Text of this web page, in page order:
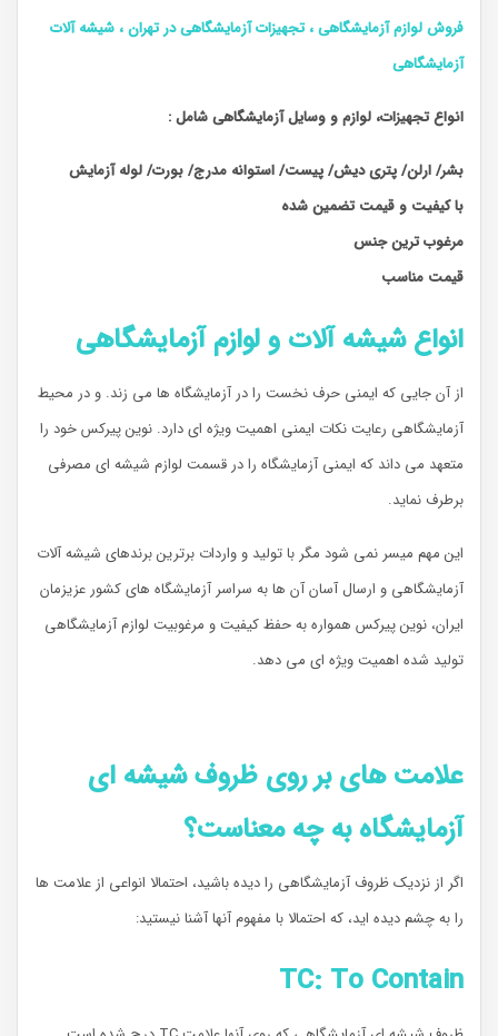
فروش لوازم آزمایشگاهی ، تجهیزات آزمایشگاهی در تهران ، شیشه آلات
آزمایشگاهی
انواع تجهیزات، لوازم و وسایل آزمایشگاهی شامل:
بشر/ ارلن/ پتری دیش/ پیست/ استوانه مدرج/ بورت/ لوله آزمایش
با کیفیت و قیمت تضمین شده
مرغوب ترین جنس
قیمت مناسب
انواع شیشه آلات و لوازم آزمایشگاهی
از آن جایی که ایمنی حرف نخست را در آزمایشگاه ها می زند. و در محیط
آزمایشگاهی رعایت نکات ایمنی اهمیت ویژه ای دارد. نوین پیرکس خود را
متعهد می داند که ایمنی آزمایشگاه را در قسمت لوازم شیشه ای مصرفی
برطرف نماید.
این مهم میسر نمی شود مگر با تولید و واردات برترین برندهای شیشه آلات
آزمایشگاهی و ارسال آسان آن ها به سراسر آزمایشگاه های کشور عزیزمان
ایران، نوین پیرکس همواره به حفظ کیفیت و مرغوبیت لوازم آزمایشگاهی
تولید شده اهمیت ویژه ای می دهد.
علامت های بر روی ظروف شیشه ای
آزمایشگاه به چه معناست؟
اگر از نزدیک ظروف آزمایشگاهی را دیده باشید، احتمالا انواعی از علامت ها
را به چشم دیده اید، که احتمالا با مفهوم آنها آشنا نیستید:
TC: To Contain